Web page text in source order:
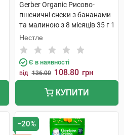
Gerber Organic Рисово-
пшеничні снеки з бананами
та малиною з 8 місяців 35 г 1
банка
Нестле
Є в наявності
від 136.00 108.80 грн
КУПИТИ
−20%